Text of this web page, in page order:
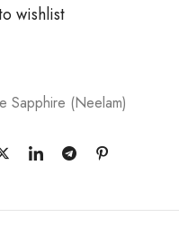
wishlist
Sapphire (Neelam)